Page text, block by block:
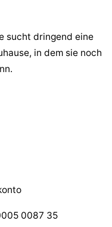
sucht dringend eine
in dem sie noch
0087 35